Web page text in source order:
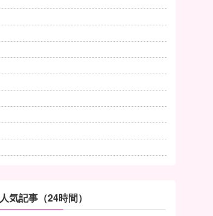
人気記事（24時間）